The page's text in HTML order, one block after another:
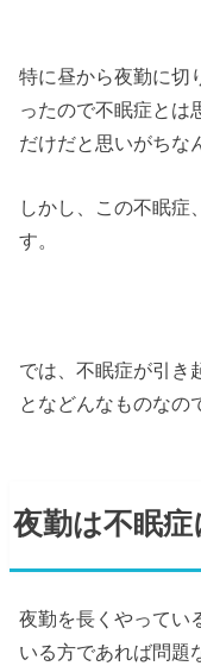
特に昼から夜勤に切
ったので不眠症とは
だけだと思いがちな
しかし、この不眠症
す。
では、不眠症が引き
となどんなものなの
夜勤は不眠
夜勤を長くやってい
いる方であれば問題